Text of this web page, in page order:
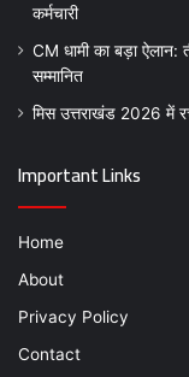
कर्मचारी
CM धामी का बड़ा ऐलान:
सम्मानित
मिस उत्तराखंड 2026 में
Important Links
Home
About
Privacy Policy
Contact